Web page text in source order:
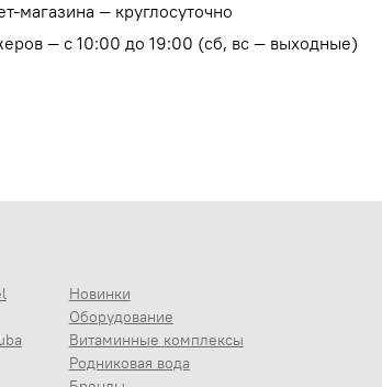
магазина — круглосуточно
— с 10:00 до 19:00 (сб, вс — выходные)
Новинки
Оборудование
Витаминные комплексы
Родниковая вода